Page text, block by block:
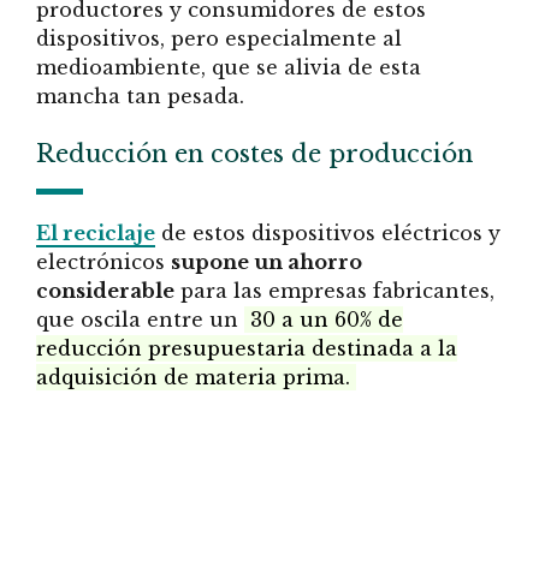
productores y consumidores de estos
dispositivos, pero especialmente al
medioambiente, que se alivia de esta
mancha tan pesada.
Reducción en costes de producción
El reciclaje de estos dispositivos eléctricos y
electrónicos supone un ahorro
considerable para las empresas fabricantes,
que oscila entre un 30 a un 60% de
reducción presupuestaria destinada a la
adquisición de materia prima.